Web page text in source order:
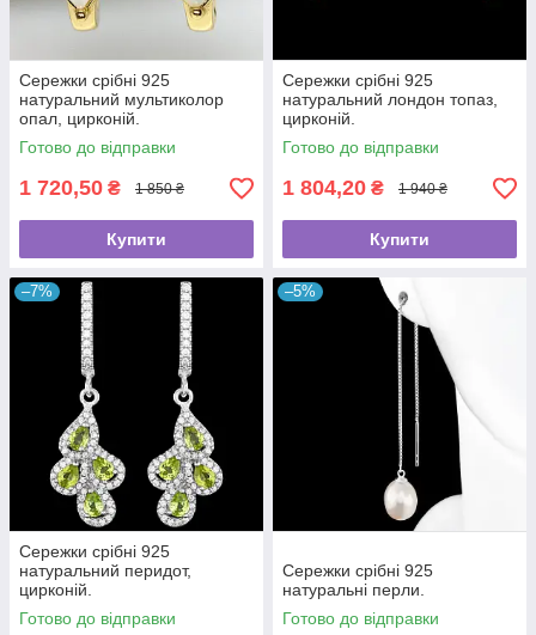
Сережки срібні 925
натуральний мультиколор
опал, цирконій.
Готово до відправки
1 720,50 ₴ 1 850 ₴
Купити
Сережки срібні 925
натуральний лондон топаз,
цирконій.
Готово до відправки
1 804,20 ₴ 1 940 ₴
Купити
–7%
Сережки срібні 925
натуральний перидот,
цирконій.
Готово до відправки
–5%
Сережки срібні 925
натуральні перли.
Готово до відправки